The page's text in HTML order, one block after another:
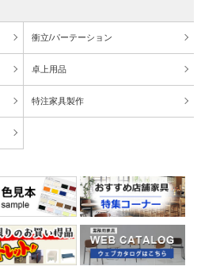
衝立/パーテーション
卓上用品
特注家具製作